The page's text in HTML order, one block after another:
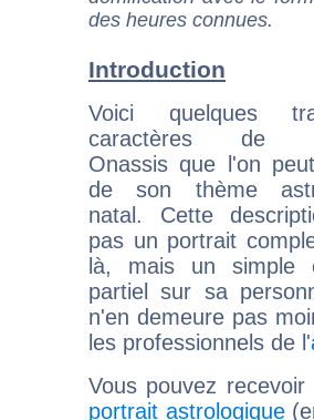
des heures connues.
Introduction
Voici quelques
caractères de
Onassis que l'on
de son thème
natal. Cette
pas un portrait
là, mais un simple
partiel sur sa
n'en demeure pas
les professionnels de l'
Vous pouvez
portrait astrologique